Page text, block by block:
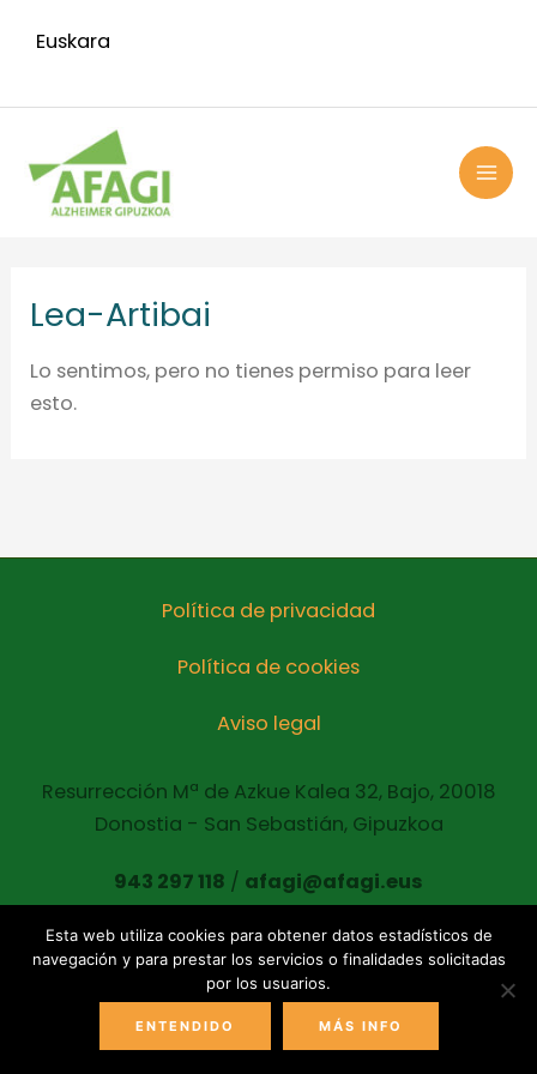
Euskara
Lea-Artibai
Lo sentimos, pero no tienes permiso para leer
esto.
Política de privacidad
Política de cookies
Aviso legal
Resurrección Mª de Azkue Kalea 32, Bajo, 20018
Donostia - San Sebastián, Gipuzkoa
943 297 118 / afagi@afagi.eus
Copyright © 2021 AFAGI Todos los derechos
reservados
Esta web utiliza cookies para obtener datos estadísticos de
navegación y para prestar los servicios o finalidades solicitadas
por los usuarios.
ENTENDIDO MÁS INFO